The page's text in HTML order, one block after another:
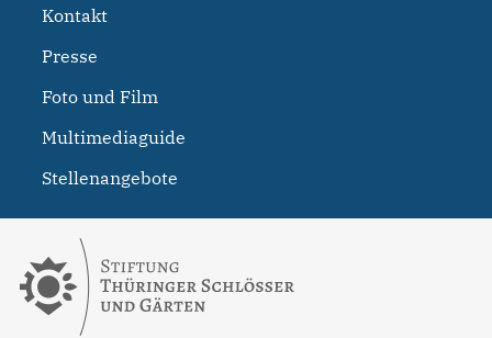
Kontakt
Presse
Foto und Film
Multimediaguide
Stellenangebote